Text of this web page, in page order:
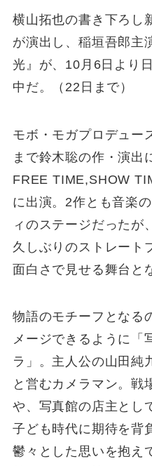
横山拓也の書き下ろし
が演出し、稲垣吾郎主
光』が、10月6日より
中だ。（22日まで）
モボ・モガプロデュー
まで鈴木聡の作・演出
FREE TIME,SHOW
に出演。2作とも音楽
ィのステージだったが
久しぶりのストレート
面白さで見せる舞台と
物語のモチーフとなる
メージできるように「
ラ」。主人公の山田純
と営むカメラマン。戦
や、写真館の店主とし
子ども時代に期待を背
鬱々とした思いを抱え